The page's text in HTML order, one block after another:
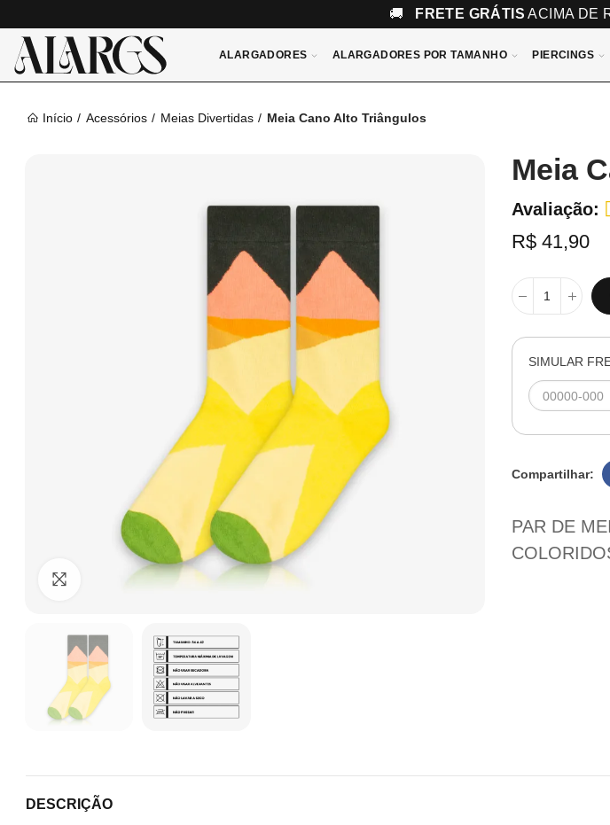
🚚 FRETE GRÁTIS ACIMA DE
ALARGADORES ALARGADORES POR TAMANHO PIERCINGS
Início Acessórios Meias Divertidas Meia Cano Alto Triângulos
Clique para ampliar
Meia
Avaliação:
R$ 41,90
SIMULAR
PAR DE
DESCRIÇÃO